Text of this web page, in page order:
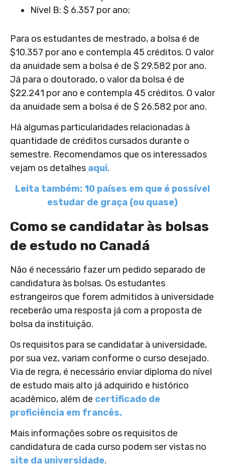
Nível B: $ 6.357 por ano;
Para os estudantes de mestrado, a bolsa é de
$10.357 por ano e contempla 45 créditos. O valor
da anuidade sem a bolsa é de $ 29.582 por ano.
Já para o doutorado, o valor da bolsa é de
$22.241 por ano e contempla 45 créditos. O valor
da anuidade sem a bolsa é de $ 26.582 por ano.
Há algumas particularidades relacionadas à
quantidade de créditos cursados durante o
semestre. Recomendamos que os interessados
vejam os detalhes aqui.
Leita também: 10 países em que é possível
estudar de graça (ou quase)
Como se candidatar às bolsas
de estudo no Canadá
Não é necessário fazer um pedido separado de
candidatura às bolsas. Os estudantes
estrangeiros que forem admitidos à universidade
receberão uma resposta já com a proposta de
bolsa da instituição.
Os requisitos para se candidatar à universidade,
por sua vez, variam conforme o curso desejado.
Via de regra, é necessário enviar diploma do nível
de estudo mais alto já adquirido e histórico
acadêmico, além de certificado de
proficiência em francês.
Mais informações sobre os requisitos de
candidatura de cada curso podem ser vistas no
site da universidade.